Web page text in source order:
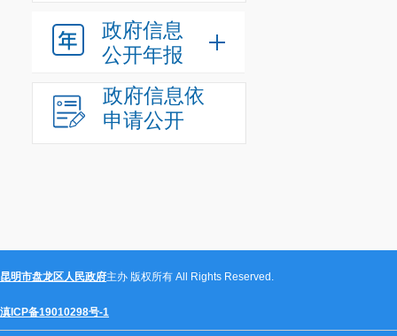
政府信息
公开年报
政府信息依
申请公开
昆明市盘龙区人民政府主办 版权所有 All Rights Reserved.
滇ICP备19010298号-1